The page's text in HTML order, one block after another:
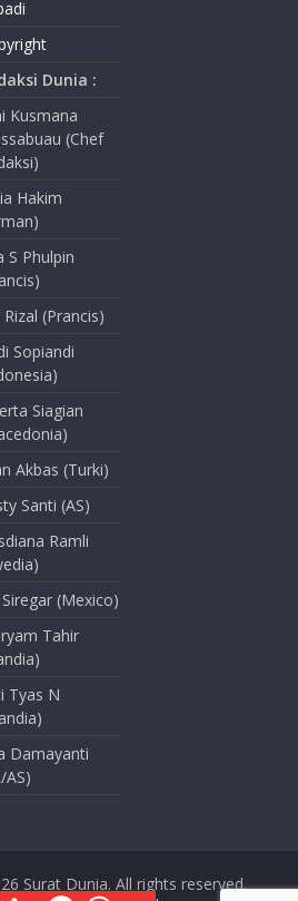
Dunia :
Kusmana
(Chef
Hakim
S Phulpin
(Prancis)
Sopiandi
Siagian
Akbas (Turki)
Santi (AS)
Ramli
Siregar (Mexico)
Tahir
Tyas N
Damayanti
AS)
Surat Dunia. All rights reserved.